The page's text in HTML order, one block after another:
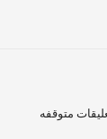
متوقفه